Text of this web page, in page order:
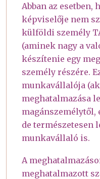
Abban az esetben,
képviselője nem
külföldi személy
(aminek nagy a
készítenie egy
személy részére.
munkavállalója
meghatalmazása
magánszemélytől,
de természetesen
munkavállaló is.
A
meghatalmazott